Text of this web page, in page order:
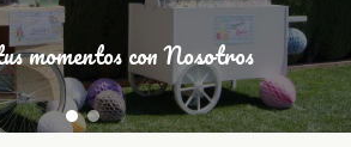
momentos con Nosotros